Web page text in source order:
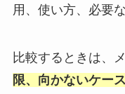
用、使い方、必要
比較するときは、
限、向かないケース